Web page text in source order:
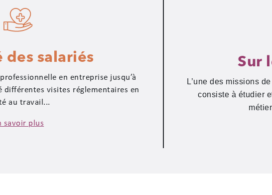
des salariés
en entreprise jusqu’à
différentes visites réglementaires en
au travail...
savoir plus
Sur
L’une des missions
consiste à étudier